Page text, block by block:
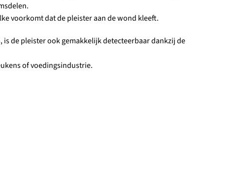
voorkomt dat de pleister aan de wond kleeft.
is de pleister ook gemakkelijk detecteerbaar dankzij de
of voedingsindustrie.